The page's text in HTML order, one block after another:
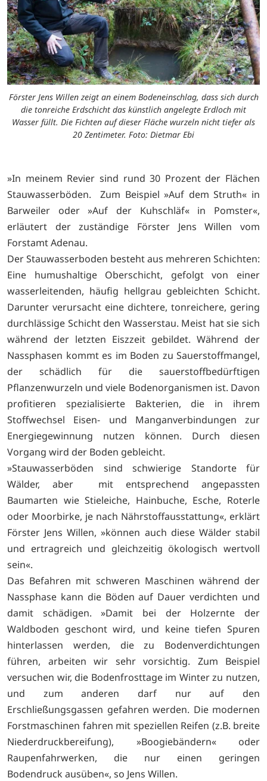
Förster Jens Willen zeigt an einem Bodeneinschlag, dass sich durch
die tonreiche Erdschicht das künstlich angelegte Erdloch mit
Wasser füllt. Die Fichten auf dieser Fläche wurzeln nicht tiefer als
20 Zentimeter. Foto: Dietmar Ebi
»In meinem Revier sind rund 30 Prozent der Flächen
Stauwasserböden. Zum Beispiel »Auf dem Struth« in
Barweiler oder »Auf der Kuhschläf« in Pomster«,
erläutert der zuständige Förster Jens Willen vom
Forstamt Adenau.
Der Stauwasserboden besteht aus mehreren Schichten:
Eine humushaltige Oberschicht, gefolgt von einer
wasserleitenden, häufig hellgrau gebleichten Schicht.
Darunter verursacht eine dichtere, tonreichere, gering
durchlässige Schicht den Wasserstau. Meist hat sie sich
während der letzten Eiszzeit gebildet. Während der
Nassphasen kommt es im Boden zu Sauerstoffmangel,
der schädlich für die sauerstoffbedürftigen
Pflanzenwurzeln und viele Bodenorganismen ist. Davon
profitieren spezialisierte Bakterien, die in ihrem
Stoffwechsel Eisen- und Manganverbindungen zur
Energiegewinnung nutzen können. Durch diesen
Vorgang wird der Boden gebleicht.
»Stauwasserböden sind schwierige Standorte für
Wälder, aber mit entsprechend angepassten
Baumarten wie Stieleiche, Hainbuche, Esche, Roterle
oder Moorbirke, je nach Nährstoffausstattung«, erklärt
Förster Jens Willen, »können auch diese Wälder stabil
und ertragreich und gleichzeitig ökologisch wertvoll
sein«.
Das Befahren mit schweren Maschinen während der
Nassphase kann die Böden auf Dauer verdichten und
damit schädigen. »Damit bei der Holzernte der
Waldboden geschont wird, und keine tiefen Spuren
hinterlassen werden, die zu Bodenverdichtungen
führen, arbeiten wir sehr vorsichtig. Zum Beispiel
versuchen wir, die Bodenfrosttage im Winter zu nutzen,
und zum anderen darf nur auf den
Erschließungsgassen gefahren werden. Die modernen
Forstmaschinen fahren mit speziellen Reifen (z.B. breite
Niederdruckbereifung), »Boogiebändern« oder
Raupenfahrwerken, die nur einen geringen
Bodendruck ausüben«, so Jens Willen.